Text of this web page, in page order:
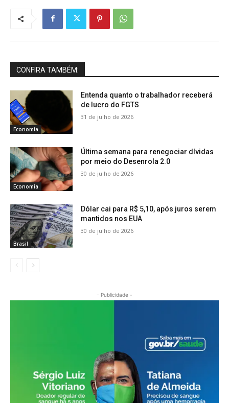
CONFIRA TAMBÉM:
Economia
Entenda quanto o trabalhador receberá
de lucro do FGTS
31 de julho de 2026
Economia
Última semana para renegociar dívidas
por meio do Desenrola 2.0
30 de julho de 2026
Brasil
Dólar cai para R$ 5,10, após juros serem
mantidos nos EUA
30 de julho de 2026
- Publicidade -